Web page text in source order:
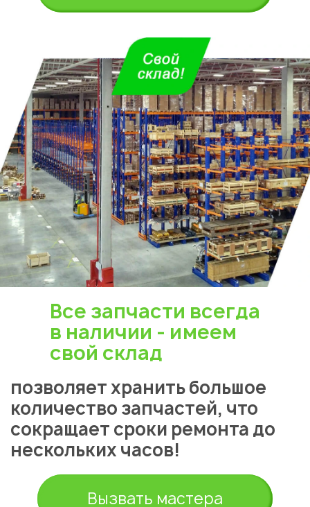
Все запчасти всегда
в наличии - имеем
свой склад
позволяет хранить большое
количество запчастей, что
сокращает сроки ремонта до
нескольких часов!
Вызвать мастера
Укажите из какого вы
города
Алматы